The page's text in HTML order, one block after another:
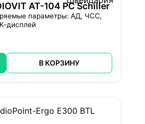
AT-104 PC Schiller
параметры: АД, ЧСС,
дисплей
В КОРЗИНУ